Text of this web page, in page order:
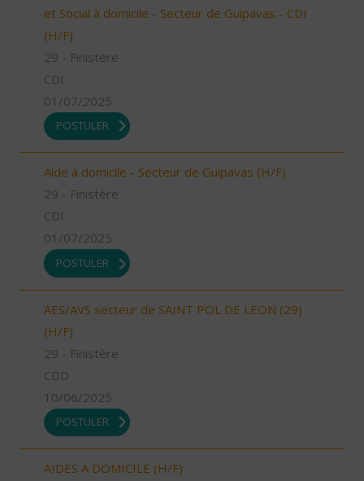
et Social à domicile - Secteur de Guipavas - CDI
(H/F)
29 - Finistère
CDI
01/07/2025
POSTULER
Aide à domicile - Secteur de Guipavas (H/F)
29 - Finistère
CDI
01/07/2025
POSTULER
AES/AVS secteur de SAINT POL DE LEON (29)
(H/F)
29 - Finistère
CDD
10/06/2025
POSTULER
AIDES A DOMICILE (H/F)